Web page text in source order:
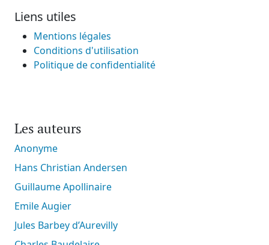
Liens utiles
Mentions légales
Conditions d'utilisation
Politique de confidentialité
Les auteurs
Anonyme
Hans Christian Andersen
Guillaume Apollinaire
Emile Augier
Jules Barbey d’Aurevilly